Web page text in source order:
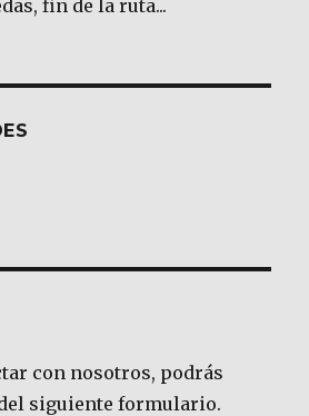
Heilig
Luis
con nosotros, podrás
siguiente formulario.